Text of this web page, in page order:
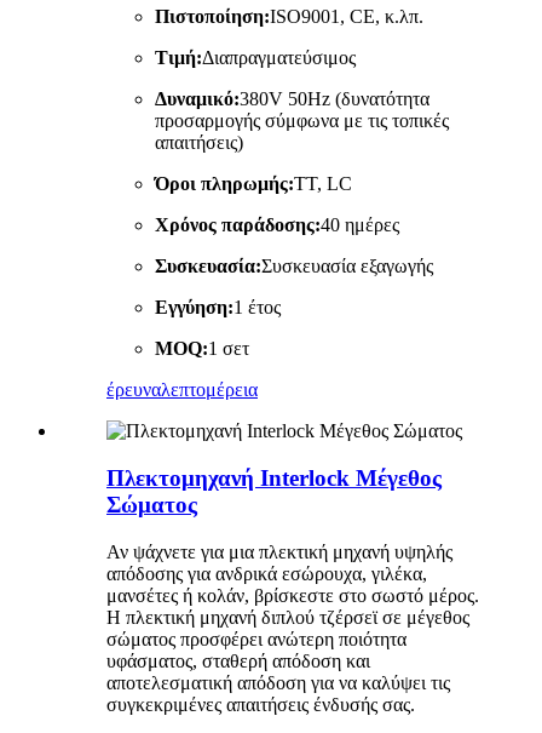
Πιστοποίηση:ISO9001, CE, κ.λπ.
Τιμή:Διαπραγματεύσιμος
Δυναμικό:380V 50Hz (δυνατότητα
προσαρμογής σύμφωνα με τις τοπικές
απαιτήσεις)
Όροι πληρωμής:ΤΤ, LC
Χρόνος παράδοσης:40 ημέρες
Συσκευασία:Συσκευασία εξαγωγής
Εγγύηση:1 έτος
MOQ:1 σετ
έρευναλεπτομέρεια
Πλεκτομηχανή Interlock Μέγεθος
Σώματος
Αν ψάχνετε για μια πλεκτική μηχανή υψηλής
απόδοσης για ανδρικά εσώρουχα, γιλέκα,
μανσέτες ή κολάν, βρίσκεστε στο σωστό μέρος.
Η πλεκτική μηχανή διπλού τζέρσεϊ σε μέγεθος
σώματος προσφέρει ανώτερη ποιότητα
υφάσματος, σταθερή απόδοση και
αποτελεσματική απόδοση για να καλύψει τις
συγκεκριμένες απαιτήσεις ένδυσής σας.